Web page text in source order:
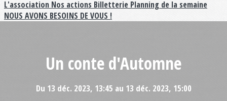
L'association Nos actions Billetterie Planning de la semaine
NOUS AVONS BESOINS DE VOUS !
Un conte d'Automne
Du 13 déc. 2023, 13:45 au 13 déc. 2023, 15:00